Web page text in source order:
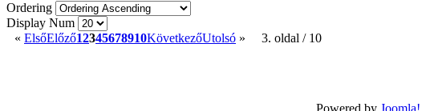
Ordering
Display Num
« ElsőElőző12345678910KövetkezőUtolsó » 3. oldal / 10
Powered by Joomla!